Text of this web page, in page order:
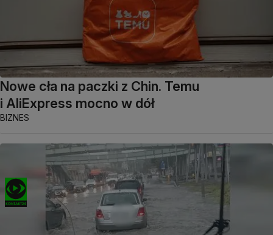
Nowe cła na paczki z Chin. Temu
i AliExpress mocno w dół
BIZNES